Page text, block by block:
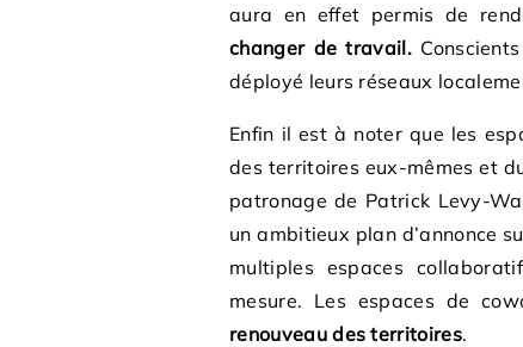
aura en effet permis de
changer de travail.
déployé leurs réseaux
Enfin il est à noter que les
des territoires eux-mêmes et
patronage de Patrick Levy-
un ambitieux plan d’annonce
multiples espaces
mesure. Les espaces de
renouveau des territoires.